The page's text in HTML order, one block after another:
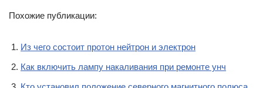
Похожие публикации:
Из чего состоит протон нейтрон и электрон
Как включить лампу накаливания при ремонте унч